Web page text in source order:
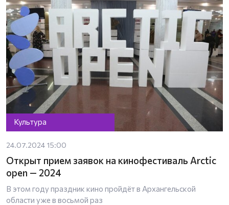
Культура
24.07.2024 15:00
Открыт прием заявок на кинофестиваль Arctic
open — 2024
В этом году праздник кино пройдёт в Архангельской
области уже в восьмой раз